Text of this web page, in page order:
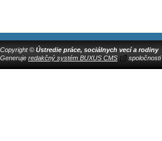
Copyright © Ústredie práce, sociálnych vecí a rodiny
Generuje redakčný systém BUXUS CMS spoločnosti